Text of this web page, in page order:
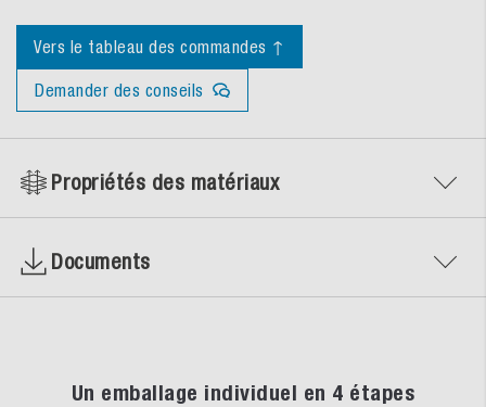
Vers le tableau des commandes ↑
Demander des conseils
Propriétés des matériaux
Documents
Un emballage individuel en 4 étapes